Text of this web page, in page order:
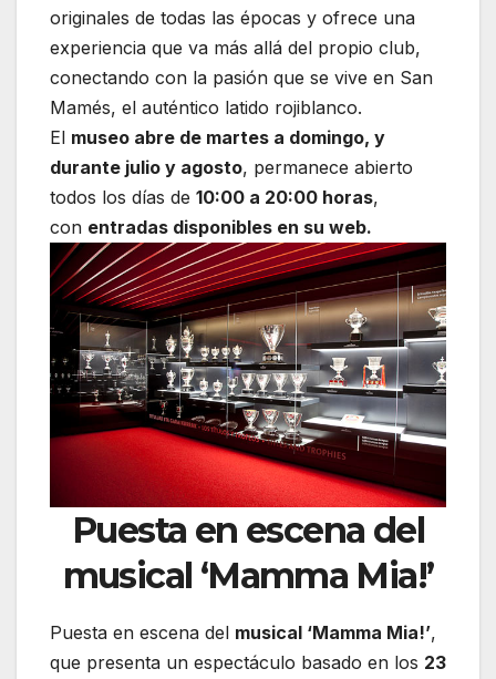
originales de todas las épocas y ofrece una
experiencia que va más allá del propio club,
conectando con la pasión que se vive en San
Mamés, el auténtico latido rojiblanco.
El museo abre de martes a domingo, y
durante julio y agosto, permanece abierto
todos los días de 10:00 a 20:00 horas,
con entradas disponibles en su web.
Puesta en escena del
musical ‘Mamma Mia!’
Puesta en escena del musical ‘Mamma Mia!’,
que presenta un espectáculo basado en los 23